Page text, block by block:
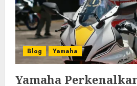
Blog Yamaha
Yamaha